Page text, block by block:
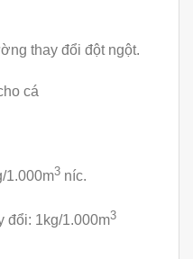
thay đổi đột ngột.
cá
1.000m3 n­íc.
đổi: 1kg/1.000m3